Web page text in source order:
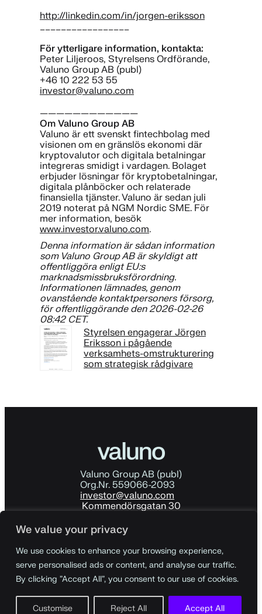
We value your privacy
We use cookies to enhance your browsing experience,
serve personalised ads or content, and analyse our traffic.
By clicking "Accept All", you consent to our use of cookies.
Customise Reject All Accept All
http://linkedin.com/in/jorgen-eriksson
För ytterligare information, kontakta:
Peter Liljeroos, Styrelsens Ordförande,
Valuno Group AB (publ)
+46 10 222 53 55
investor@valuno.com
————————————
Om Valuno Group AB
Valuno är ett svenskt fintechbolag med
visionen om en gränslös ekonomi där
kryptovalutor och digitala betalningar
integreras smidigt i vardagen. Bolaget
erbjuder lösningar för kryptobetalningar,
digitala plånböcker och relaterade
finansiella tjänster. Valuno är sedan juli
2019 noterat på NGM Nordic SME. För
mer information, besök
www.investor.valuno.com.
Denna information är sådan information
som Valuno Group AB är skyldigt att
offentliggöra enligt EU:s
marknadsmissbruksförordning.
Informationen lämnades, genom
ovanstående kontaktpersoners försorg,
för offentliggörande den 2026-02-26
08:42 CET.
Styrelsen engagerar Jörgen
Eriksson i pågående
verksamhets-omstrukturering
som strategisk rådgivare
Valuno Group AB (publ)
Org.Nr. 559066-2093
investor@valuno.com
Kommendörsgatan 30
Sverige
Ladda ner årsredovisningen
För företagskunder
För konsumenter